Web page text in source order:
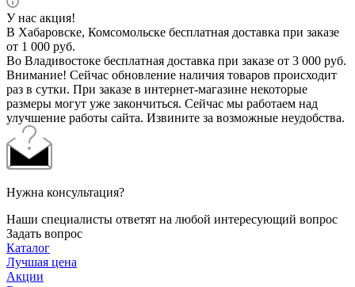
У нас акция!
В Хабаровске, Комсомольске бесплатная доставка при заказе
от 1 000 руб.
Во Владивостоке бесплатная доставка при заказе от 3 000 руб.
Внимание! Сейчас обновление наличия товаров происходит
раз в сутки. При заказе в интернет-магазине некоторые
размеры могут уже закончиться. Сейчас мы работаем над
улучшение работы сайта. Извините за возможные неудобства.
Нужна консультация?
Наши специалисты ответят на любой интересующий вопрос
Задать вопрос
Каталог
Лучшая цена
Акции